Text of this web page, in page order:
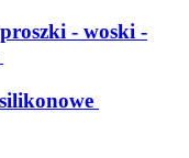
- woski -